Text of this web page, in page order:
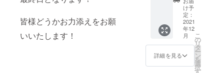
皆様どうかお力添えをお願
いいたします！
グをし
ません
か。 撮
影した
お写真
は
HYPER
PROFIL
Eの
写真撮
影をお
こない
ます。
マーケ
ティン
グチー
ムなど
におす
け予
定：
2021
年12
月
詳細を見る
こ
の
リ
タ
ー
ン
を
選
択
す